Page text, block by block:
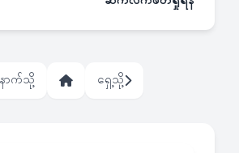
ာက်သို့ ရှေ့သို့